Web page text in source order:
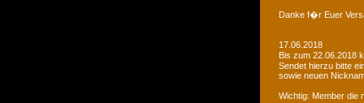
Danke f�r Euer
17.06.2018
Bis zum 22.06.2018
Sendet hierzu bitte
sowie neuen
Wichtig: Member